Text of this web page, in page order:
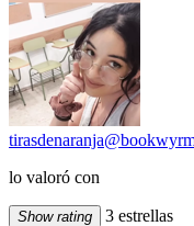
lo valoró con
Show rating
3 estrellas